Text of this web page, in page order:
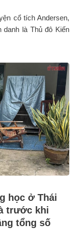
cổ tích Andersen,
là Thủ đô Kiến
học ở Thái
trước khi
tổng số